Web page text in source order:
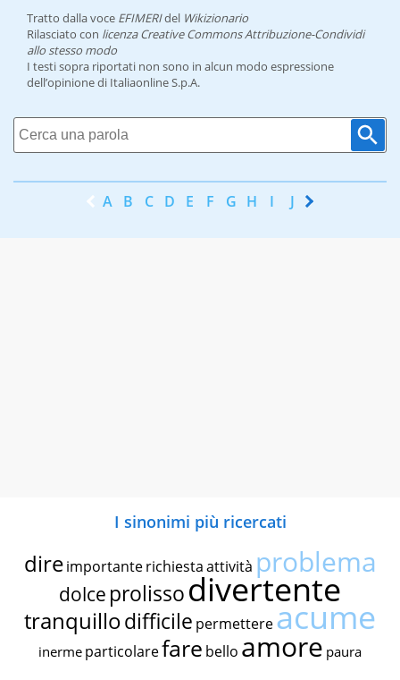
Tratto dalla voce EFIMERIdel Wikizionario
Rilasciato con licenza Creative Commons Attribuzione-Condividi
allo stesso modo
I testi sopra riportati non sono in alcun modo espressione
dell’opinione di Italiaonline S.p.A.
A B C D E F G H I J K
I sinonimi più ricercati
dire importante richiestaattività problema
dolce prolissodivertente
tranquillodifficile permettereacume
inerme particolarefare bello amore paura